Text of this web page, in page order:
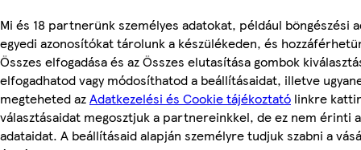
Mi és 18 partnerünk személyes adatokat, például böngészési
egyedi azonosítókat tárolunk a készülékeden, és
Összes elfogadása és az Összes elutasítása gombok
elfogadhatod vagy módosíthatod a beállításaidat, illetve
megteheted azAdatkezelési és Cookie tájékoztató linkre
választásaidat megosztjuk a partnereinkkel, de ez nem érinti
adataidat. A beállításaid alapján személyre tudjuk szabni a